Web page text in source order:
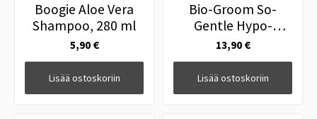
Boogie Aloe Vera
Shampoo, 280 ml
5,90 €
Lisää ostoskoriin
Bio-Groom So-
Gentle Hypo-
Allergenic Creme
Rinse 355 ml
13,90 €
Lisää ostoskoriin